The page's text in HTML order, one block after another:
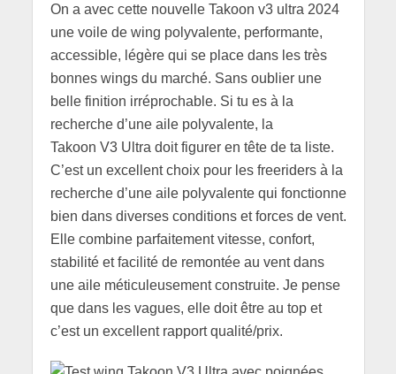
On a avec cette nouvelle Takoon v3 ultra 2024
une voile de wing polyvalente, performante,
accessible, légère qui se place dans les très
bonnes wings du marché. Sans oublier une
belle finition irréprochable. Si tu es à la
recherche d’une aile polyvalente, la
Takoon V3 Ultra doit figurer en tête de ta liste.
C’est un excellent choix pour les freeriders à la
recherche d’une aile polyvalente qui fonctionne
bien dans diverses conditions et forces de vent.
Elle combine parfaitement vitesse, confort,
stabilité et facilité de remontée au vent dans
une aile méticuleusement construite. Je pense
que dans les vagues, elle doit être au top et
c’est un excellent rapport qualité/prix.